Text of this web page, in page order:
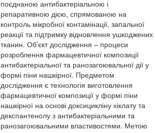
поєднаною антибактеріальною і
репаративною дією, спрямованою на
контроль мікробної контамінації, запальної
реакції та підтримку відновлення ушкоджених
тканин. Об’єкт дослідження – процеси
розроблення фармацевтичної композиції
антибактеріальної та ранозагоювальної дії у
формі піни нашкірної. Предметом
дослідження є технологія виготовлення
фармацевтичної композиції у формі піни
нашкірної на основі доксицикліну хіклату та
декспантенолу з антибактеріальними та
ранозагоювальними властивостями. Метою